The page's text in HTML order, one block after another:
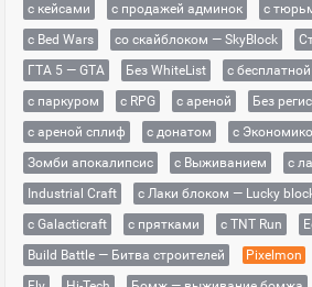
с кейсами
с продажей админок с
с Bed Wars
со скайблоком — SkyBlock
ГТА 5 — GTA
Без WhiteList
с
с паркуром
с RPG с ареной
Без
с ареной сплиф
с донатом с
Зомби апокалипсис
с Выживанием с
Industrial Craft
с Лаки блоком — Lucky
с Galacticraft
с прятками с TNT Run
Build Battle — Битва строителей
Pixelmon